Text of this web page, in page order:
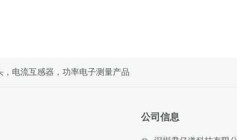
电流互感器，功率电子测量产品
公司信息